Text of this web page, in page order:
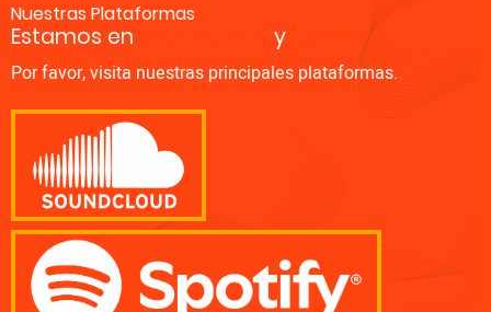
Nuestras Plataformas
Estamos en y Spotify
Por favor, visita nuestras principales plataformas.